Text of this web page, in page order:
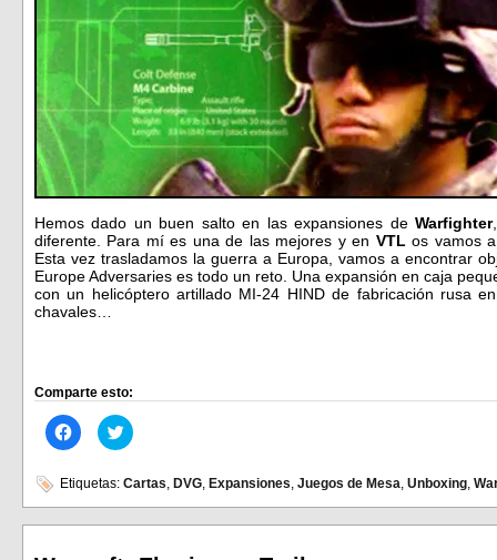
Hemos dado un buen salto en las expansiones deWarfighter
diferente. Para mí es una de las mejores y en VTL os vamos
Esta vez trasladamos la guerra a Europa, vamos a encontrar
Europe Adversaries es todo un reto. Una expansión en caja
con un helicóptero artillado MI-24 HIND de fabricación rusa
chavales…
Comparte esto:
Haz
clic
en
Facebook
(Se
abre
Haz
clic
en
Twitter
(Se
abre
Etiquetas: Cartas DVG Expansiones Juegos de Mesa Unboxing